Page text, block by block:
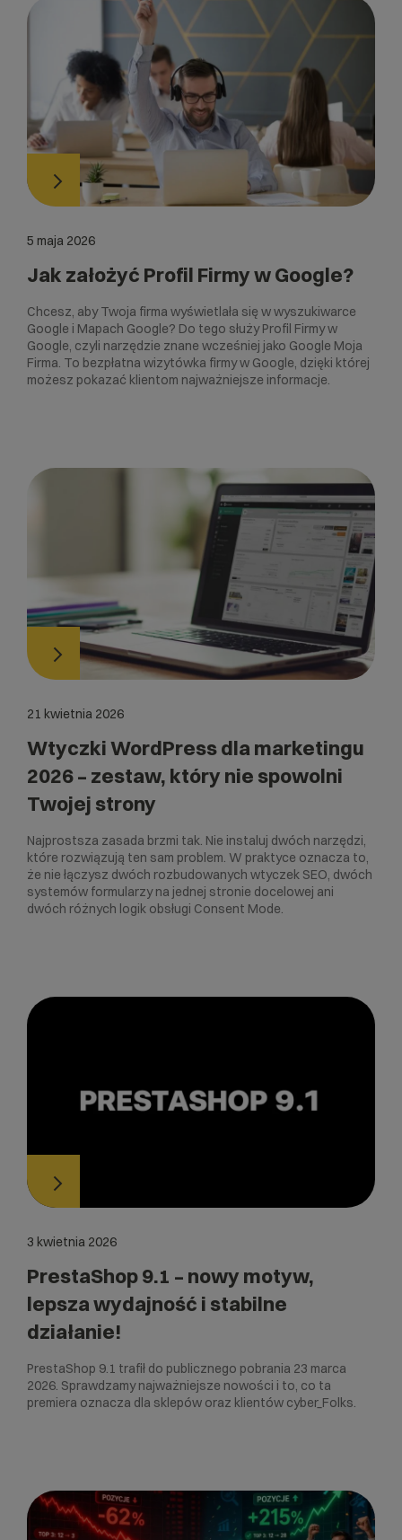
5 maja 2026
Jak założyć Profil Firmy w Google?
Chcesz, aby Twoja firma wyświetlała się w wyszukiwarce
Google i Mapach Google? Do tego służy Profil Firmy w
Google, czyli narzędzie znane wcześniej jako Google Moja
Firma. To bezpłatna wizytówka firmy w Google, dzięki której
możesz pokazać klientom najważniejsze informacje.
21 kwietnia 2026
Wtyczki WordPress dla marketingu
2026 – zestaw, który nie spowolni
Twojej strony
Najprostsza zasada brzmi tak. Nie instaluj dwóch narzędzi,
które rozwiązują ten sam problem. W praktyce oznacza to,
że nie łączysz dwóch rozbudowanych wtyczek SEO, dwóch
systemów formularzy na jednej stronie docelowej ani
dwóch różnych logik obsługi Consent Mode.
3 kwietnia 2026
PrestaShop 9.1 – nowy motyw,
lepsza wydajność i stabilne
działanie!
PrestaShop 9.1 trafił do publicznego pobrania 23 marca
2026. Sprawdzamy najważniejsze nowości i to, co ta
premiera oznacza dla sklepów oraz klientów cyber_Folks.